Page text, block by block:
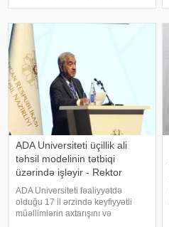
Universitetinin tədqiqatçıları işıq
şəraitinə görə rəngini dəyişə bilən
unika
ADA Universiteti üçillik ali
təhsil modelinin tətbiqi
üzərində işləyir - Rektor
ADA Universiteti fəaliyyətdə
olduğu 17 il ərzində keyfiyyətli
müəllimlərin axtarışını və